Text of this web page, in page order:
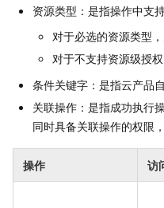
资源类型：是指操作中支
对于必选的资源类型
对于不支持资源级授
条件关键字：是指云产品
关联操作：是指成功执行
同时具备关联操作的权限
操作 访